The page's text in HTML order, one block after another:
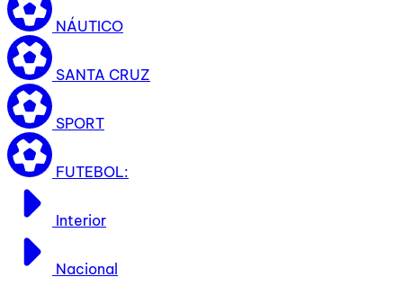
NÁUTICO
SANTA CRUZ
SPORT
FUTEBOL:
Interior
Nacional